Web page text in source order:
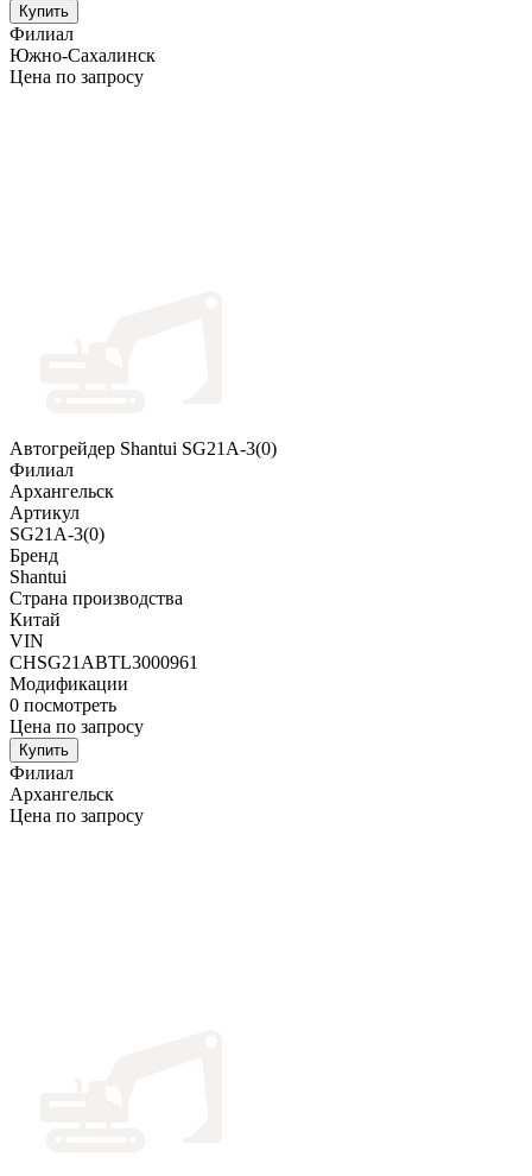
Купить
Филиал
Южно-Сахалинск
Цена по запросу
Автогрейдер Shantui SG21A-3(0)
Филиал
Архангельск
Артикул
SG21A-3(0)
Бренд
Shantui
Страна производства
Китай
VIN
CHSG21ABTL3000961
Модификации
0 посмотреть
Цена по запросу
Купить
Филиал
Архангельск
Цена по запросу